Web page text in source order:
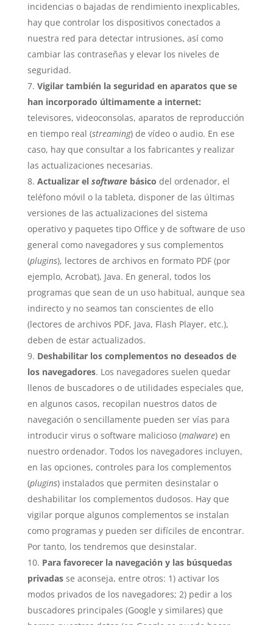
incidencias o bajadas de rendimiento inexplicables,
hay que controlar los dispositivos conectados a
nuestra red para detectar intrusiones, así como
cambiar las contraseñas y elevar los niveles de
seguridad.
Vigilar también la seguridad en aparatos que se
han incorporado últimamente a internet:
televisores, videoconsolas, aparatos de reproducción
en tiempo real (streaming) de vídeo o audio. En ese
caso, hay que consultar a los fabricantes y realizar
las actualizaciones necesarias.
Actualizar el softwarebásico del ordenador, el
teléfono móvil o la tableta, disponer de las últimas
versiones de las actualizaciones del sistema
operativo y paquetes tipo Office y de software de uso
general como navegadores y sus complementos
(plugins), lectores de archivos en formato PDF (por
ejemplo, Acrobat), Java. En general, todos los
programas que sean de un uso habitual, aunque sea
indirecto y no seamos tan conscientes de ello
(lectores de archivos PDF, Java, Flash Player, etc.),
deben de estar actualizados.
Deshabilitar los complementos no deseados de
los navegadores. Los navegadores suelen quedar
llenos de buscadores o de utilidades especiales que,
en algunos casos, recopilan nuestros datos de
navegación o sencillamente pueden ser vías para
introducir virus o software malicioso (malware) en
nuestro ordenador. Todos los navegadores incluyen,
en las opciones, controles para los complementos
(plugins) instalados que permiten desinstalar o
deshabilitar los complementos dudosos. Hay que
vigilar porque algunos complementos se instalan
como programas y pueden ser difíciles de encontrar.
Por tanto, los tendremos que desinstalar.
Para favorecer la navegación y las búsquedas
privadasse aconseja, entre otros: 1) activar los
modos privados de los navegadores; 2) pedir a los
buscadores principales (Google y similares) que